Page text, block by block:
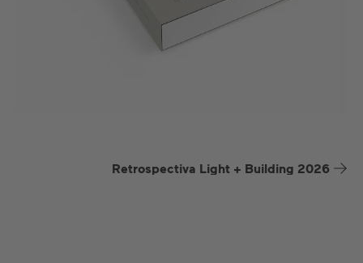
Retrospectiva Light + Building 2026